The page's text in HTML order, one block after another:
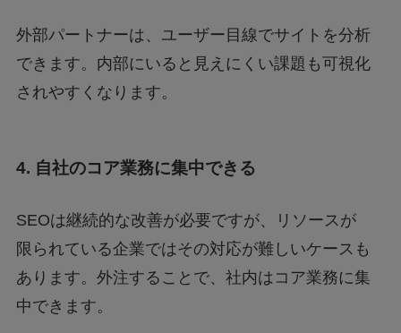
外部パートナーは、ユーザー目線でサイトを分析
できます。内部にいると見えにくい課題も可視化
されやすくなります。
4. 自社のコア業務に集中できる
SEOは継続的な改善が必要ですが、リソースが
限られている企業ではその対応が難しいケースも
あります。外注することで、社内はコア業務に集
中できます。